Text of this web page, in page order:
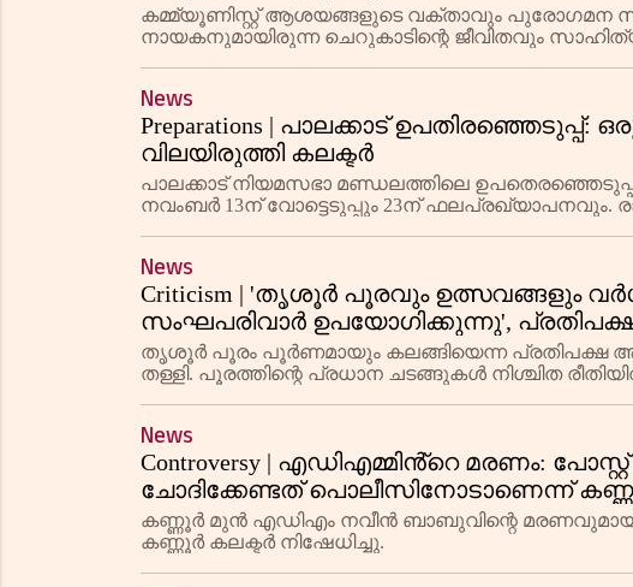
കമ്മ്യൂണിസ്റ്റ് ആശയങ്ങളുടെ വക്താവും പുരോഗമന
നായകനുമായിരുന്ന ചെറുകാടിന്റെ ജീവിതവും
News
Preparations | പാലക്കാട്
വിലയിരുത്തി കലക്ടർ
പാലക്കാട് നിയമസഭാ മണ്ഡലത്തിലെ
നവംബർ 13ന് വോട്ടെടുപ്പും 23ന് ഫലപ്രഖ്യാപനവും.
News
Criticism | 'തൃശൂർ പൂരവും ഉത്സവങ്ങളും
സംഘപരിവാർ ഉപയോഗിക്കുന്നു',
കളിക്കുകയാണെന്ന് മുഖ്യമന്ത്രി
തൃശൂർ പൂരം പൂർണമായും കലങ്ങിയെന്ന പ്രതിപക്ഷ
തള്ളി. പൂരത്തിന്റെ പ്രധാന ചടങ്ങുകൾ നിശ്ചിത
News
Controversy | എഡിഎമ്മിൻ്റെ മരണം: പോസ്റ്റ്
ചോദിക്കേണ്ടത് പൊലീസിനോടാണെന്ന്
കണ്ണൂർ മുൻ എഡിഎം നവീൻ ബാബുവിന്റെ
കണ്ണൂർ കലക്ടർ നിഷേധിച്ചു.